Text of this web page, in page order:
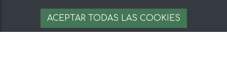
AÑADIR A LA CESTA
Legal
ACEPTAR TODAS LAS COOKIES